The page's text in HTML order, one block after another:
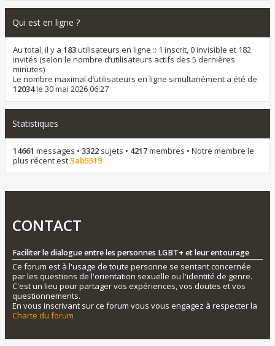
Qui est en ligne ?
Au total, il y a 183utilisateurs en ligne :: 1 inscrit, 0 invisible et 182
invités (selon le nombre d’utilisateurs actifs des 5 dernières
minutes)
Le nombre maximal d’utilisateurs en ligne simultanément a été de
12034le 30 mai 2026 06:27
Statistiques
14661 messages • 3322 sujets • 4217membres • Notre membre le
plus récent est Sab5519
CONTACT
Faciliter le dialogue entre les personnes LGBT+ et leur entourage
Ce forum est à l'usage de toute personne se sentant concernée
par les questions de l'orientation sexuelle ou l'identité de genre.
C'est un lieu pour partager vos expériences, vos doutes et vos
questionnements.
En vous inscrivant sur ce forum vous vous engagez à respecter la
Charte du forum